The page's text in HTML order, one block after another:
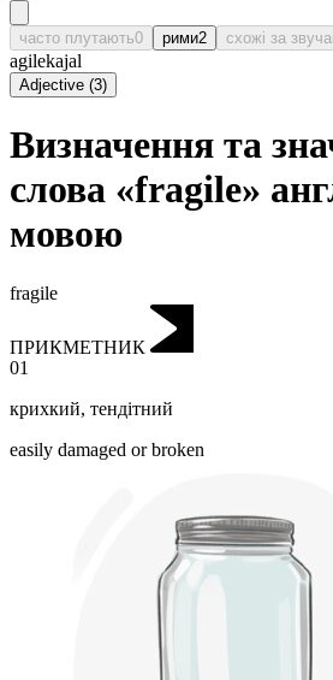
часто плутають0 рими2 схожі за
agilekajal
Adjective (3)
Визначення та
слова «fragile»
мовою
fragile
ПРИКМЕТНИК
01
крихкий, тендітний
easily damaged or broken